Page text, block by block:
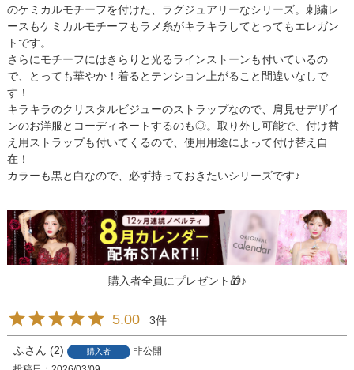
のケミカルモチーフを付けた、ラグジュアリーなシリーズ。刺繍レ
ースもケミカルモチーフもラメ糸がキラキラしてとってもエレガン
トです。
さらにモチーフにはきらりと光るラインストーンも付いているの
で、とっても華やか！着るとテンション上がること間違いなしで
す！
キラキラのクリスタルビジューのストラップなので、肩見せデザイ
ンのお洋服とコーディネートするのも◎。取り外し可能で、付け替
え用ストラップも付いてくるので、使用用途によって付け替え自
在！
カラーも黒と白なので、必ず持っておきたいシリーズです♪
購入者全員にプレゼント🎁♪
5.00 3
ふ 2 購入者
非公開